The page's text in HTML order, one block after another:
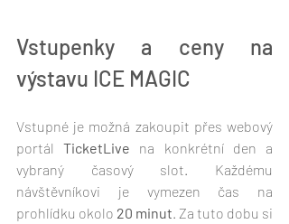
Vstupenky a ceny na
výstavu ICE MAGIC
Vstupné je možná zakoupit přes webový
portál TicketLive na konkrétní den a
vybraný časový slot. Každému
návštěvníkovi je vymezen čas na
prohlídku okolo 20 minut . Za tuto dobu si